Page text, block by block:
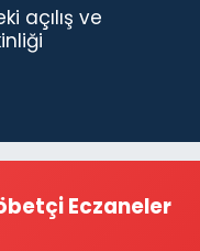
açılış ve
Eczaneler